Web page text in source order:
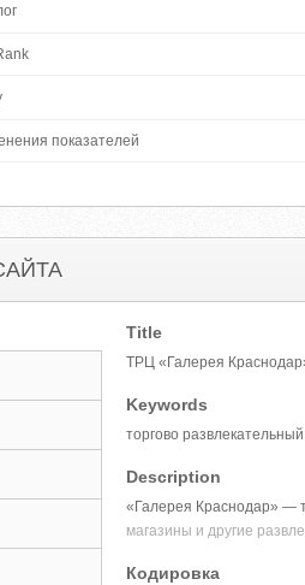
показателей
Title
ТРЦ «Галерея
Keywords
торгово
Description
«Галерея Краснодар» —
магазины и другие
Кодировка